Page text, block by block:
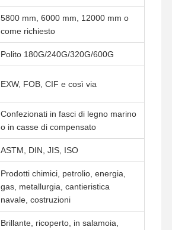
Prodotti Video Chi Siamo
5800 mm, 6000 mm, 12000 mm o
come richiesto
Polito 180G/240G/320G/600G
EXW, FOB, CIF e così via
Confezionati in fasci di legno marino
o in casse di compensato
ASTM, DIN, JIS, ISO
Prodotti chimici, petrolio, energia,
gas, metallurgia, cantieristica
navale, costruzioni
Brillante, ricoperto, in salamoia,